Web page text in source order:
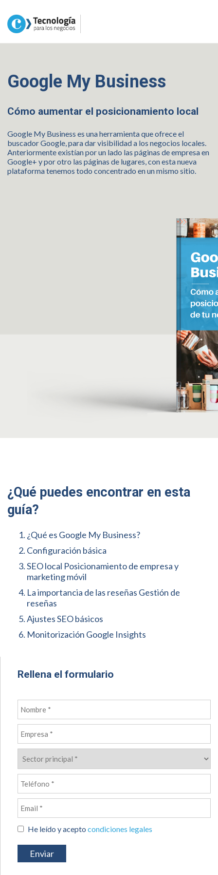
Google My Business
Cómo aumentar el posicionamiento local
Google My Business es una herramienta que ofrece el
buscador Google, para dar visibilidad a los negocios locales.
Anteriormente existían por un lado las páginas de empresa en
Google+ y por otro las páginas de lugares, con esta nueva
plataforma tenemos todo concentrado en un mismo sitio.
¿Qué puedes encontrar en esta
guía?
¿Qué es Google My Business?
Configuración básica
SEO local Posicionamiento de empresa y
marketing móvil
La importancia de las reseñas Gestión de
reseñas
Ajustes SEO básicos
Monitorización Google Insights
Rellena el formulario
He leído y acepto condiciones legales